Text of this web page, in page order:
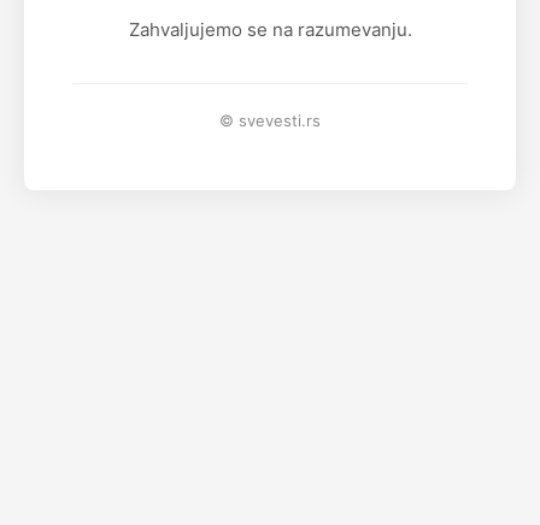
Zahvaljujemo se na razumevanju.
© svevesti.rs